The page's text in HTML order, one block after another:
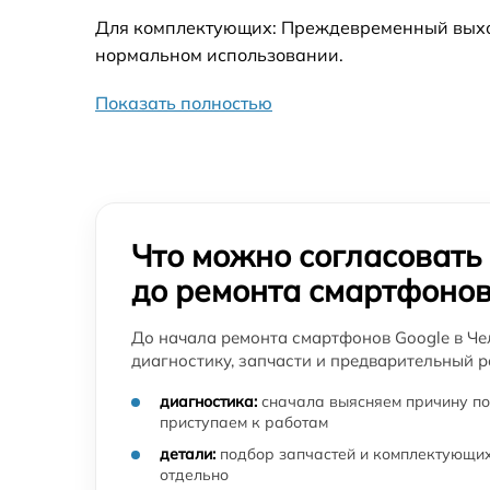
Замена разъема/гнезда зарядки телефона
смартфона Google
Google
Замена процессора телефона смартфона
Google
Замена стекла / тачскрина телефона
смартфона Google
смартфона Google
Замена вибромотора телефона смартфона
Google
Для комплектующих: Преждевременный
нормальном использовании.
Показать полностью
Что можно согласовать
до ремонта
До начала ремонта смартфонов Google в
диагностику, запчасти и предварительный
диагностика: сначала выясняем причину
приступаем к работам
детали: подбор запчастей и
отдельно